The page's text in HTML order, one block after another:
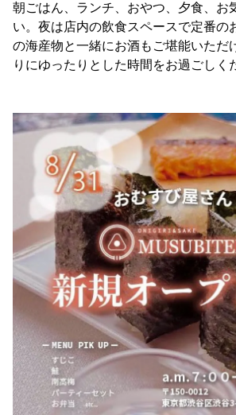
朝ごはん、ランチ、おやつ、夕食、お
い。夜は店内の飲食スペースで定番の
の海産物と一緒にお酒もご堪能いただ
りにゆったりとした時間をお過ごしく